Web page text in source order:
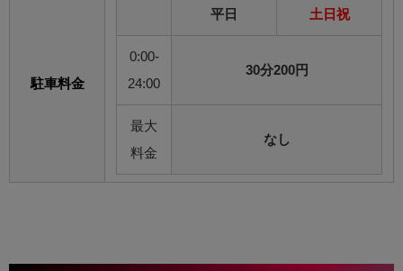
駐車料金
平日 土日祝
0:00-
24:00
30分200円
最大
料金
なし